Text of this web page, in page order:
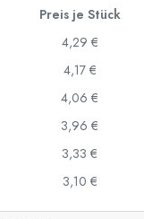
Preis je Stück
4,29 €
4,17 €
4,06 €
3,96 €
3,33 €
3,10 €